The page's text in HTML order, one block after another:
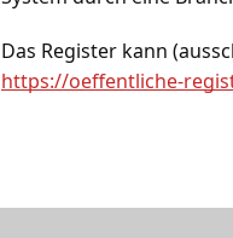
Das Register kann
https://oeffentliche-